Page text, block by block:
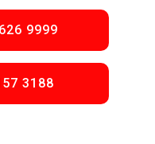
9999
3188